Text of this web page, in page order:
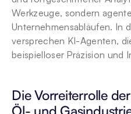
Werkzeuge, sondern
Unternehmensabläufen. In
versprechen KI-Agenten,
beispielloser Präzision und
Die Vorreiterrolle